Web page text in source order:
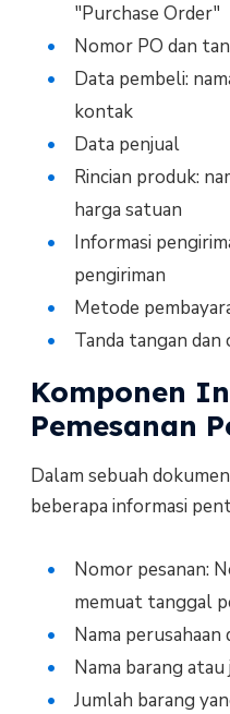
"Purchase Order"
Nomor PO dan
Data pembeli:
kontak
Data penjual
Rincian produk:
harga satuan
Informasi
pengiriman
Metode
Tanda tangan dan
Komponen
Pemesanan
Dalam sebuah
beberapa informasi
Nomor pesanan:
memuat tanggal
Nama
Nama barang atau
Jumlah barang